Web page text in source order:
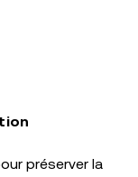
préserver la